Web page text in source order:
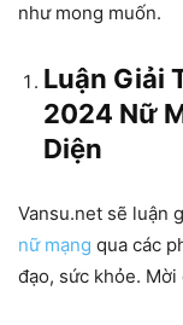
như mong muốn.
Luận Giải
2024 Nữ
Diện
Vansu.net sẽ luận
nữ mạng qua các
đạo, sức khỏe.